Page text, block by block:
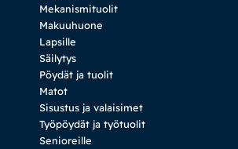
Mekanismituolit
Makuuhuone
Lapsille
Säilytys
Pöydät ja tuolit
Matot
Sisustus ja valaisimet
Työpöydät ja työtuolit
Senioreille